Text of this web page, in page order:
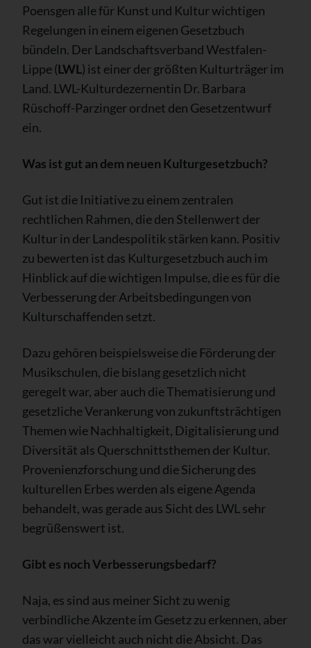
Poensgen alle für Kunst und Kultur wichtigen
Regelungen in einem eigenen Gesetzbuch
bündeln. Der Landschaftsverband Westfalen-
Lippe (LWL) ist einer der größten Kulturträger im
Land. LWL-Kulturdezernentin Dr. Barbara
Rüschoff-Parzinger ordnet den Gesetzentwurf
ein.
Was ist gut an dem neuen Kulturgesetzbuch?
Gut ist die Initiative zu einem zentralen
rechtlichen Rahmen, die den Stellenwert der
Kultur in der Landespolitik stärken kann. Positiv
zu bewerten ist das Kulturgesetzbuch auch im
Hinblick auf die wichtigen Impulse, die es für die
Verbesserung der Arbeitsbedingungen von
Kulturschaffenden setzt.
Dazu gehören beispielsweise die Förderung der
Musikschulen, die bislang gesetzlich nicht
geregelt war, aber auch die Thematisierung und
gesetzliche Verankerung von zukunftsträchtigen
Themen wie Nachhaltigkeit, Digitalisierung und
Diversität als Querschnittsthemen der Kultur.
Provenienzforschung und die Sicherung des
kulturellen Erbes werden als eigene Agenda
behandelt, was gerade aus Sicht des LWL sehr
begrüßenswert ist.
Gibt es noch Verbesserungsbedarf?
Naja, es sind aus meiner Sicht zu wenig
verbindliche Akzente im Gesetz zu erkennen, aber
das war vielleicht auch nicht die Absicht. Das